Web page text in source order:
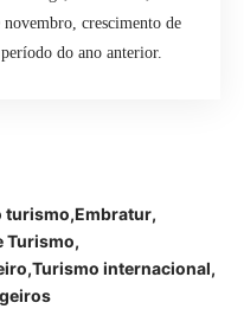
crescimento de
do ano anterior.
turismo Embratur
Turismo
Turismo internacional